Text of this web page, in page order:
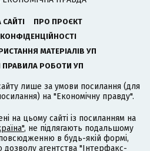
ПРО ПРОЄКТ
МАТЕРІАЛІВ УП
ПРАВИЛА РОБОТИ УП
лише за умови посилання (для
на "Економічну правду".
на цьому сайті із посиланням на
, не підлягають подальшому
в будь-якій формі,
дозволу агентства "Інтерфакс-